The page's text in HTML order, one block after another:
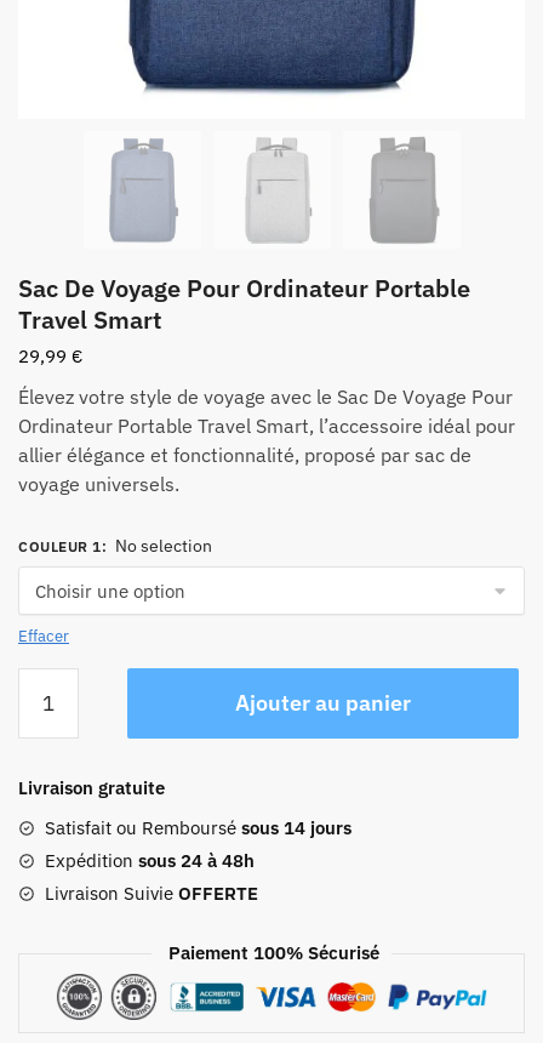
Sac De Voyage Pour Ordinateur Portable
Travel Smart
29,99 €
Élevez votre style de voyage avec le Sac De Voyage Pour
Ordinateur Portable Travel Smart, l’accessoire idéal pour
allier élégance et fonctionnalité, proposé par sac de
voyage universels.
COULEUR 1: No selection
Effacer
Sac
Voyage
Pour
Ordinateur
Portable
Ajouter au panier
Livraison gratuite
Satisfait ou Remboursé sous 14 jours
Expédition sous 24 à 48h
Livraison Suivie OFFERTE
Paiement 100% Sécurisé